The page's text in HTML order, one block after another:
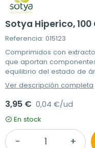
Sotya Hiperico,
Referencia: 015123
Comprimidos con
que aportan
equilibrio del estado de
Ver descripción completa
3,95 € 0,04 €/ud
En stock